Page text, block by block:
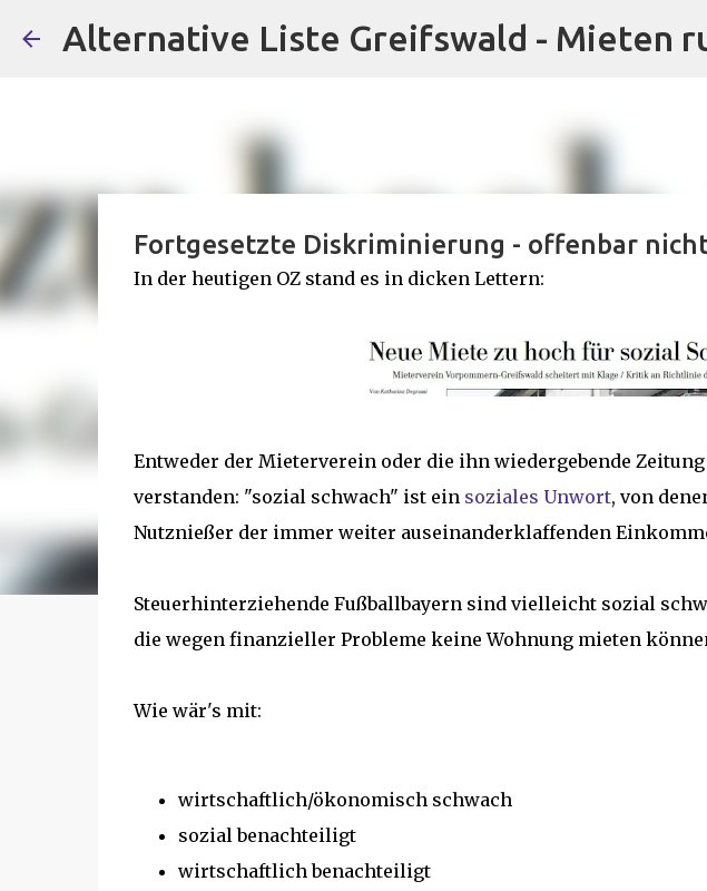
Direkt
Alternative Liste Greifswald - Mieten
Fortgesetzte Diskriminierung - offenbar
In der heutigen OZ stand es in dicken Lettern:
Entweder der Mieterverein oder die ihn wiedergebende
verstanden: "sozial schwach" ist ein soziales Unwort, von
Nutznießer der immer weiter auseinanderklaffenden
Steuerhinterziehende Fußballbayern sind vielleicht sozial
die wegen finanzieller Probleme keine Wohnung mieten
Wie wär's mit:
wirtschaftlich/ökonomisch schwach
sozial benachteiligt
wirtschaftlich benachteiligt